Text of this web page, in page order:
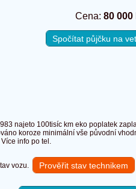
Cena: 80 000
Spočítat půjčku na
najeto 100tisíc km eko poplatek
koroze minimální vše původní
info po tel.
vozu. Prověřit stav technikem